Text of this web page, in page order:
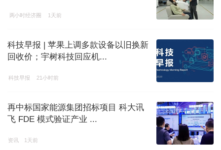
两小时经济圈 1天前
科技早报 | 苹果上调多款设备以旧换新
回收价；宇树科技回应机...
科技早报 21小时前
再中标国家能源集团招标项目 科大讯
飞 FDE 模式验证产业 ...
资讯 1天前